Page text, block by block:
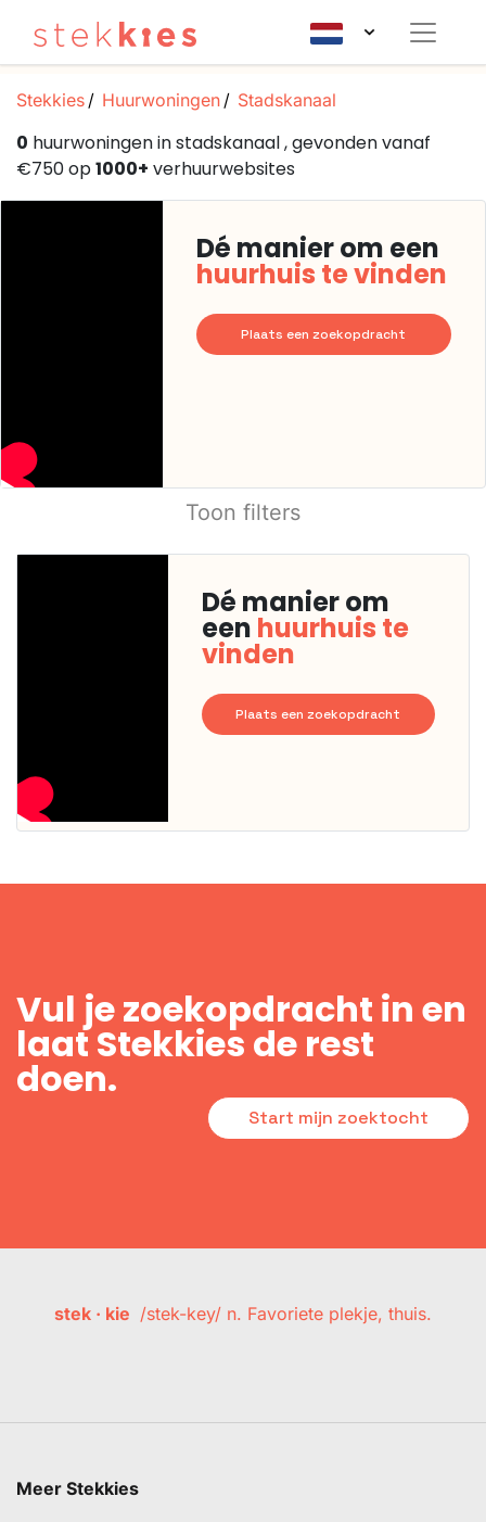
Stekkies Huurwoningen Stadskanaal
0 huurwoningen in stadskanaal , gevonden vanaf
€750 op1000+ verhuurwebsites
Dé manier om een
huurhuis te vinden
Plaats een zoekopdracht
Toon filters
Dé manier om
een huurhuis te
vinden
Plaats een zoekopdracht
Vul je zoekopdracht in en
laat Stekkies de rest
doen.
Start mijn zoektocht
stek · kie /stek-key/ n. Favoriete plekje, thuis.
Meer Stekkies